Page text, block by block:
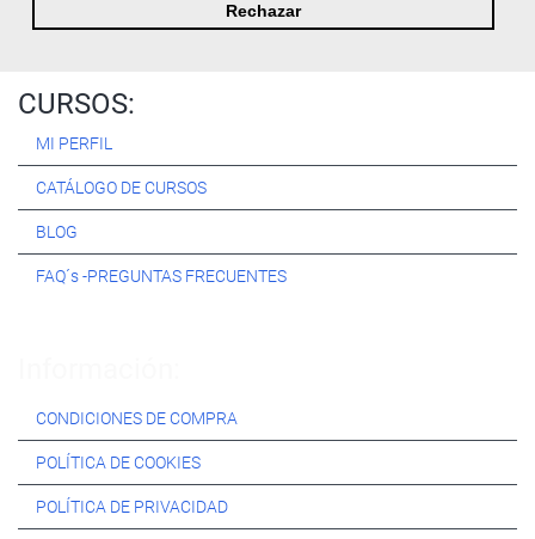
Rechazar
CURSOS:
MI PERFIL
CATÁLOGO DE CURSOS
BLOG
FAQ´s -PREGUNTAS FRECUENTES
CONDICIONES DE COMPRA
POLÍTICA DE COOKIES
POLÍTICA DE PRIVACIDAD